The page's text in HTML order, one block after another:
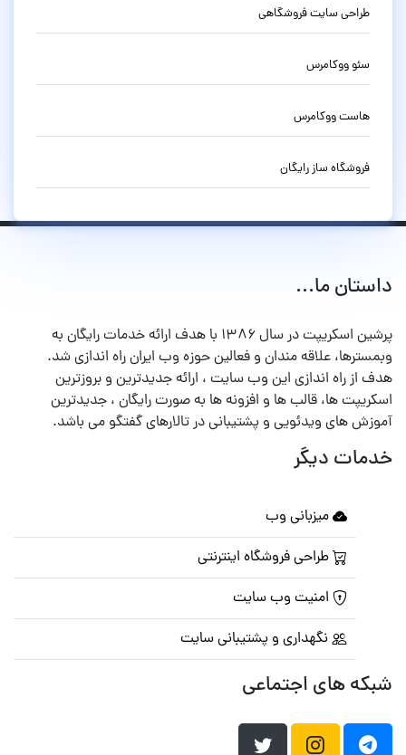
طراحی سایت فروشگاهی
سئو ووکامرس
هاست ووکامرس
فروشگاه ساز رایگان
داستان ما...
پرشین اسکریپت در سال ۱۳۸۶ با هدف ارائه خدمات رایگان به
وبمسترها، علاقه مندان و فعالین حوزه وب ایران راه اندازی شد.
هدف از راه اندازی این وب سایت ، ارائه جدیدترین و بروزترین
اسکریپت ها، قالب ها و افزونه ها به صورت رایگان ، جدیدترین
آموزش های ویدئویی و پشتیبانی در تالارهای گفتگو می باشد.
خدمات دیگر
میزبانی وب
طراحی فروشگاه اینترنتی
امنیت وب سایت
نگهداری و پشتیبانی سایت
شبکه های اجتماعی